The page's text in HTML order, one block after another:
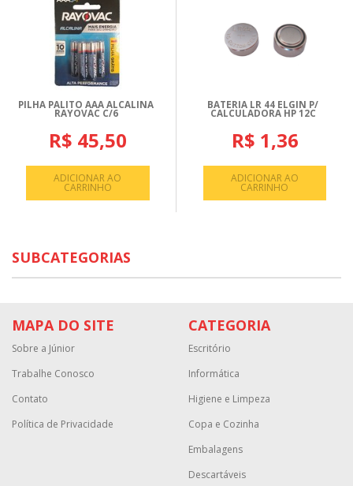
PILHA PALITO AAA ALCALINA
RAYOVAC C/6
R$ 45,50
ADICIONAR AO
CARRINHO
BATERIA LR 44 ELGIN P/
CALCULADORA HP 12C
R$ 1,36
ADICIONAR AO
CARRINHO
SUBCATEGORIAS
MAPA DO SITE
Sobre a Júnior
Trabalhe Conosco
Contato
Política de Privacidade
CATEGORIA
Escritório
Informática
Higiene e Limpeza
Copa e Cozinha
Embalagens
Descartáveis